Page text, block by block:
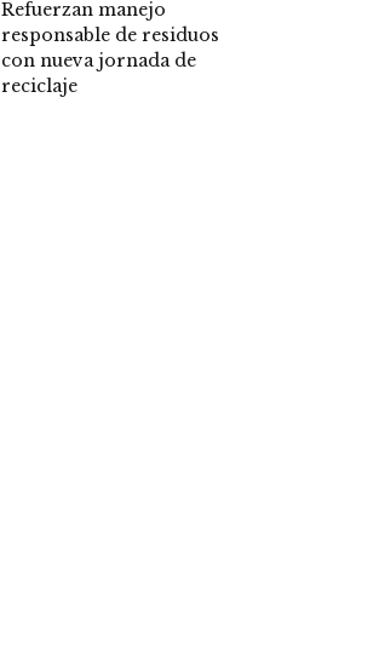
Refuerzan manejo
responsable de residuos
con nueva jornada de
reciclaje